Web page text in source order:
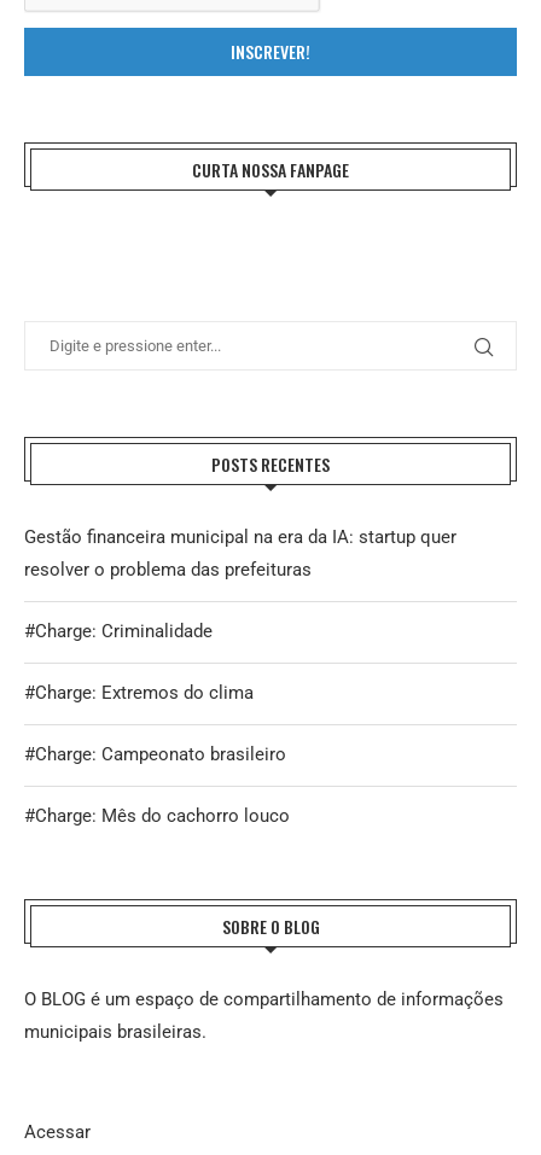
INSCREVER!
CURTA NOSSA FANPAGE
POSTS RECENTES
Gestão financeira municipal na era da IA: startup quer
resolver o problema das prefeituras
#Charge: Criminalidade
#Charge: Extremos do clima
#Charge: Campeonato brasileiro
#Charge: Mês do cachorro louco
SOBRE O BLOG
O BLOG é um espaço de compartilhamento de informações
municipais brasileiras.
Acessar